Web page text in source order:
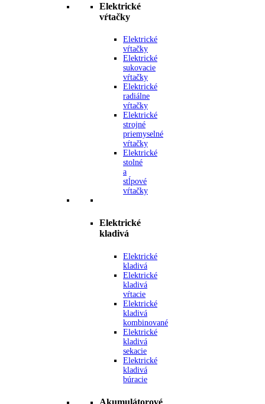
Elektrické
vŕtačky
Elektrické
vŕtačky
Elektrické
sukovacie
vŕtačky
Elektrické
radiálne
vŕtačky
Elektrické
strojné
priemyselné
vŕtačky
Elektrické
stolné
a
stĺpové
vŕtačky
Elektrické
kladivá
Elektrické
kladivá
Elektrické
kladivá
vŕtacie
Elektrické
kladivá
kombinované
Elektrické
kladivá
sekacie
Elektrické
kladivá
búracie
Akumulátorové